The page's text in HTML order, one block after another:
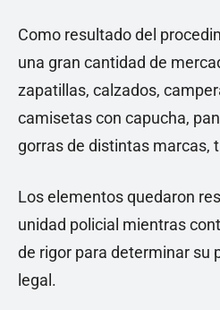
Como resultado del
una gran cantidad de
zapatillas, calzados,
camisetas con capucha,
gorras de distintas marcas,
Los elementos quedaron
unidad policial mientras
de rigor para determinar su
legal.